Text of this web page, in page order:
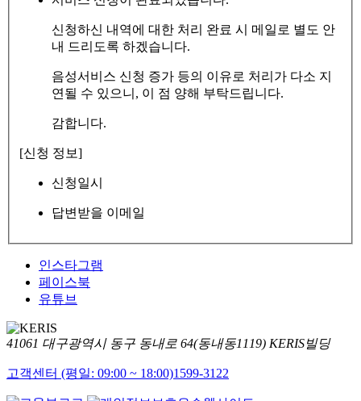
신청하신 내역에 대한 처리 완료 시 메일로 별도 안
내 드리도록 하겠습니다.
음성서비스 신청 증가 등의 이유로 처리가 다소 지
연될 수 있으니, 이 점 양해 부탁드립니다.
감합니다.
[신청 정보]
신청일시
답변받을 이메일
인스타그램
페이스북
유튜브
41061 대구광역시 동구 동내로 64(동내동1119) KERIS빌딩
고객센터 (평일: 09:00 ~ 18:00)1599-3122